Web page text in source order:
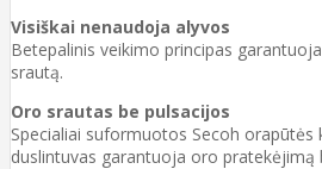
Visiškai nenaudoja alyvos
Betepalinis veikimo principas
srautą.
Oro srautas be pulsacijos
Specialiai suformuotos Secoh
duslintuvas garantuoja oro pratekėjimą